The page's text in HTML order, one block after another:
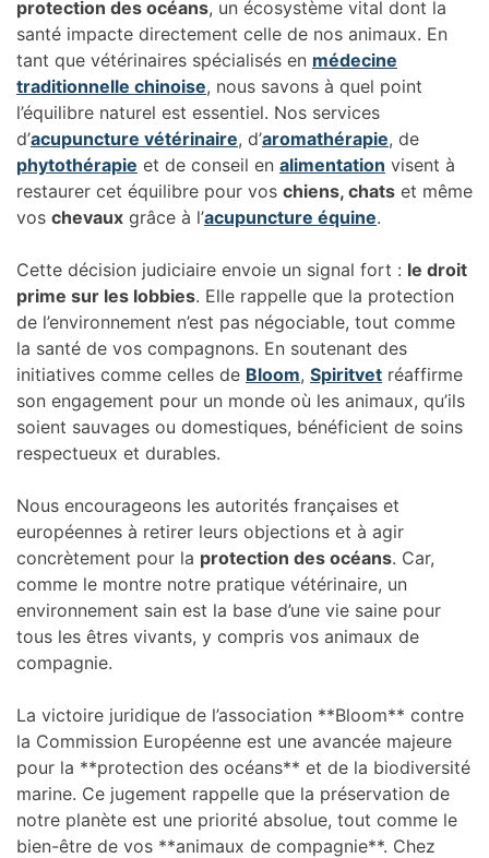
protection des océans, un écosystème vital dont la
santé impacte directement celle de nos animaux. En
tant que vétérinaires spécialisés en médecine
traditionnelle chinoise, nous savons à quel point
l’équilibre naturel est essentiel. Nos services
d’acupuncture vétérinaire, d’aromathérapie, de
phytothérapie et de conseil en alimentation visent à
restaurer cet équilibre pour vos chiens, chats et même
vos chevaux grâce à l’acupuncture équine.
Cette décision judiciaire envoie un signal fort : le droit
prime sur les lobbies. Elle rappelle que la protection
de l’environnement n’est pas négociable, tout comme
la santé de vos compagnons. En soutenant des
initiatives comme celles de Bloom, Spiritvet réaffirme
son engagement pour un monde où les animaux, qu’ils
soient sauvages ou domestiques, bénéficient de soins
respectueux et durables.
Nous encourageons les autorités françaises et
européennes à retirer leurs objections et à agir
concrètement pour la protection des océans. Car,
comme le montre notre pratique vétérinaire, un
environnement sain est la base d’une vie saine pour
tous les êtres vivants, y compris vos animaux de
compagnie.
La victoire juridique de l’association **Bloom** contre
la Commission Européenne est une avancée majeure
pour la **protection des océans** et de la biodiversité
marine. Ce jugement rappelle que la préservation de
notre planète est une priorité absolue, tout comme le
bien-être de vos **animaux de compagnie**. Chez